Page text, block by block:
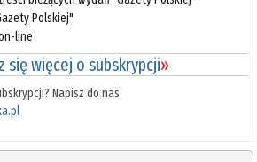
Polskiej"
line
się więcej o subskrypcji»
Napisz do nas